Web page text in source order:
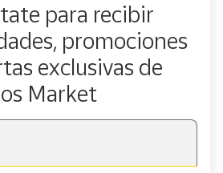
para recibir
promociones
exclusivas de
Market